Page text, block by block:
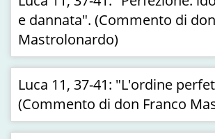
e dannata". (Commento di
Mastrolonardo)
Luca 11, 37-41: "L'ordine
(Commento di don Franco